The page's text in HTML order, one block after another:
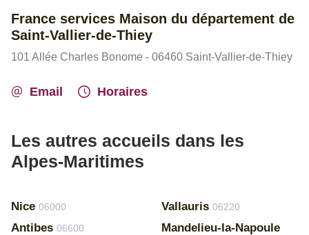
France services Maison du département de
Saint-Vallier-de-Thiey
101 Allée Charles Bonome - 06460 Saint-Vallier-de-Thiey
Email Horaires
Les autres accueils dans les
Alpes-Maritimes
Nice 06000
Antibes 06600
Vallauris 06220
Mandelieu-la-Napoule